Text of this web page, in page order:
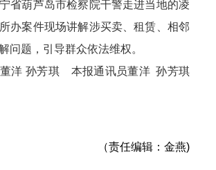
葫芦岛市检察院干警走进当地的凌
办案件现场讲解涉买卖、租赁、相邻
问题，引导群众依法维权。
孙芳琪 本报通讯员董洋 孙芳琪
（责任编辑：金燕)